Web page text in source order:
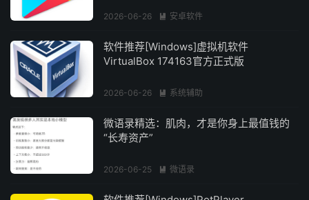
2026-06-26  安卓软件
软件推荐[Windows]虚拟机软件
VirtualBox 174163官方正式版
2026-06-26  系统辅助
微语录精选：肌肉，才是你身上最值钱的
“长寿资产”
2026-06-25  微语录